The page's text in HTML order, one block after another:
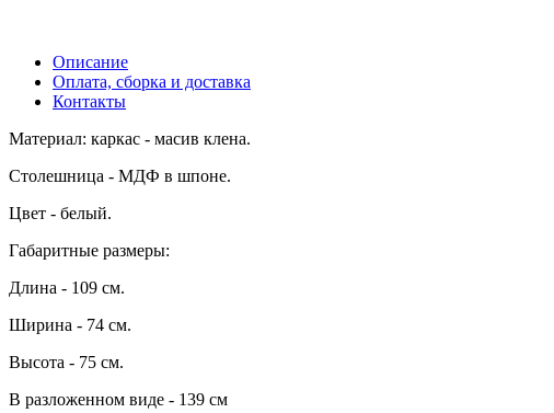
Описание
Оплата, сборка и доставка
Контакты
Материал: каркас - масив клена.
Столешница - МДФ в шпоне.
Цвет - белый.
Габаритные размеры:
Длина - 109 см.
Ширина - 74 см.
Высота - 75 см.
В разложенном виде - 139 см